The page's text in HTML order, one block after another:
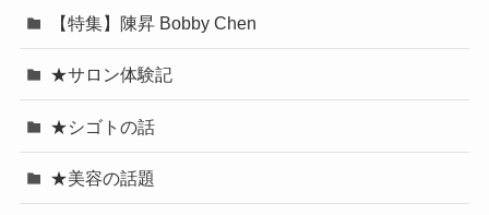
【特集】陳昇 Bobby Chen
★サロン体験記
★シゴトの話
★美容の話題